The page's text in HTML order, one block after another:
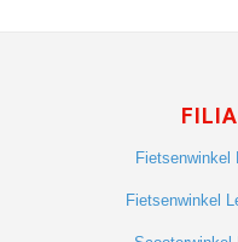
Fietsenwinkel
Fietsenwinkel